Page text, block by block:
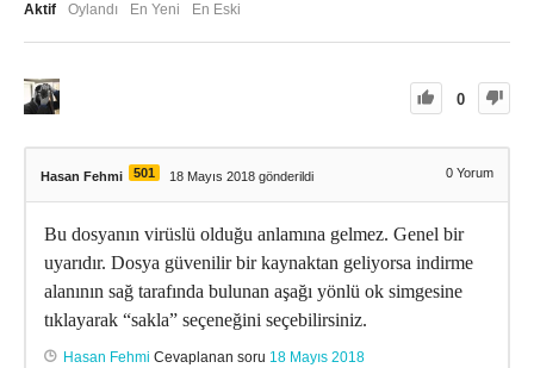
Aktif Oylandı En Yeni En Eski
0
Hasan Fehmi 501 18 Mayıs 2018 gönderildi 0 Yorum
Bu dosyanın virüslü olduğu anlamına gelmez. Genel bir
uyarıdır. Dosya güvenilir bir kaynaktan geliyorsa indirme
alanının sağ tarafında bulunan aşağı yönlü ok simgesine
tıklayarak “sakla” seçeneğini seçebilirsiniz.
Hasan Fehmi Cevaplanan soru 18 Mayıs 2018